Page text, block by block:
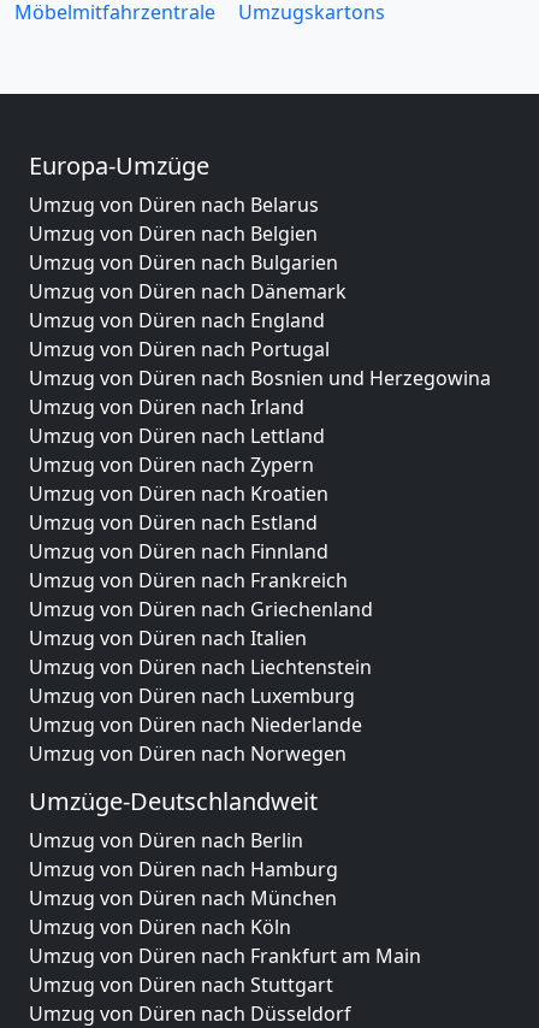
Möbelmitfahrzentrale
Umzugskartons
Europa-Umzüge
Umzug von Düren nach Belarus
Umzug von Düren nach Belgien
Umzug von Düren nach Bulgarien
Umzug von Düren nach Dänemark
Umzug von Düren nach England
Umzug von Düren nach Portugal
Umzug von Düren nach Bosnien und Herzegowina
Umzug von Düren nach Irland
Umzug von Düren nach Lettland
Umzug von Düren nach Zypern
Umzug von Düren nach Kroatien
Umzug von Düren nach Estland
Umzug von Düren nach Finnland
Umzug von Düren nach Frankreich
Umzug von Düren nach Griechenland
Umzug von Düren nach Italien
Umzug von Düren nach Liechtenstein
Umzug von Düren nach Luxemburg
Umzug von Düren nach Niederlande
Umzug von Düren nach Norwegen
Umzüge-Deutschlandweit
Umzug von Düren nach Berlin
Umzug von Düren nach Hamburg
Umzug von Düren nach München
Umzug von Düren nach Köln
Umzug von Düren nach Frankfurt am Main
Umzug von Düren nach Stuttgart
Umzug von Düren nach Düsseldorf